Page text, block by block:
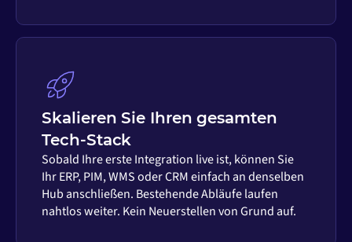
Skalieren Sie Ihren gesamten
Tech-Stack
Sobald Ihre erste Integration live ist, können Sie
Ihr ERP, PIM, WMS oder CRM einfach an denselben
Hub anschließen. Bestehende Abläufe laufen
nahtlos weiter. Kein Neuerstellen von Grund auf.